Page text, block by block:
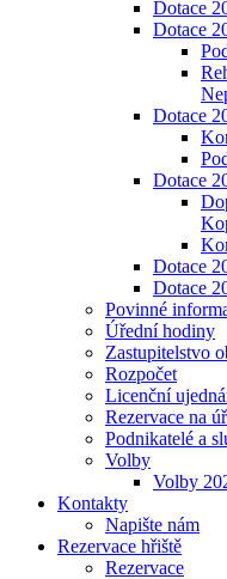
Dotace
Dotace
Dotace
Dotace
Dotace
Dotace
Povinné
Úřední hodiny
Zastupitelstvo
Rozpočet
Licenční
Rezervace na
Podnikatelé a
Volby
Volby
Kontakty
Napište nám
Rezervace hřiště
Rezervace